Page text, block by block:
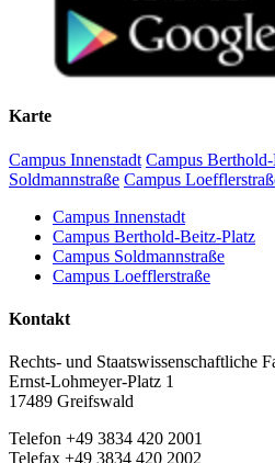
Karte
Campus Innenstadt Campus
Soldmannstraße Campus
Campus Innenstadt
Campus Berthold-Beitz-Platz
Campus Soldmannstraße
Campus Loefflerstraße
Kontakt
Rechts- und Staatswissenschaftliche
Ernst-Lohmeyer-Platz 1
17489 Greifswald
Telefon +49 3834 420 2001
Telefax +49 3834 420 2002